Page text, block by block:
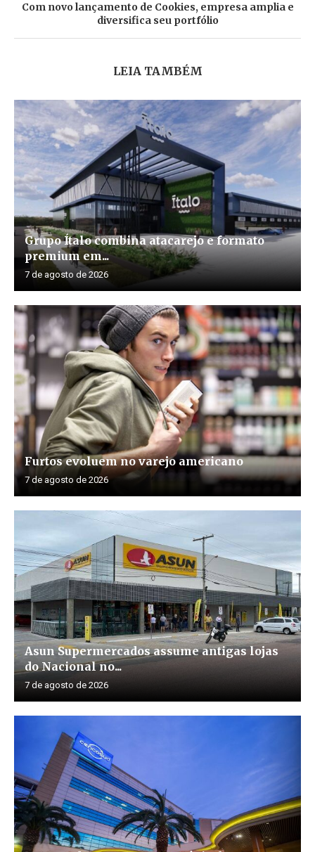
Com novo lançamento de Cookies, empresa amplia e
diversifica seu portfólio
LEIA TAMBÉM
Grupo Ítalo combina atacarejo e formato
premium em...
7 de agosto de 2026
Furtos evoluem no varejo americano
7 de agosto de 2026
Asun Supermercados assume antigas lojas
do Nacional no...
7 de agosto de 2026